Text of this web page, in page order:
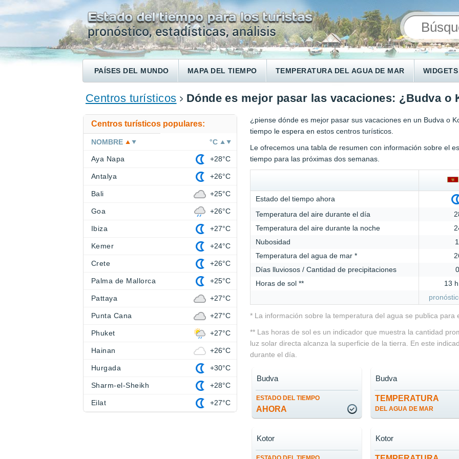
PAÍSES DEL MUNDO MAPA DEL TIEMPO TEMPERATURA DEL AGUA DE MAR
ENCONTRAR UN HOTEL
Centros turísticos Dónde es mejor pasar las vacaciones: ¿Budva o
¿piense dónde es mejor pasar sus vacaciones en un Budva o
tiempo le espera en estos centros turísticos.
Le ofrecemos una tabla de resumen con información sobre el
tiempo para las próximas dos semanas.
Estado del tiempo ahora
Temperatura del aire durante el día
Temperatura del aire durante la noche
Nubosidad
Temperatura del agua de mar *
Días lluviosos / Cantidad de precipitaciones
Horas de sol **
13
* La información sobre la temperatura del agua se publica para
** Las horas de sol es un indicador que muestra la cantidad
luz solar directa alcanza la superficie de la tierra. En este
durante el día.
ESTADO DEL TIEMPO
AHORA
Budva
TEMPERATURA
DEL AGUA DE MAR
Budva
Kotor Kotor
Centros turísticos populares:
NOMBRE °C
Aya Napa +28°C
Antalya +26°C
Bali +25°C
Goa +26°C
Ibiza +27°C
Kemer +24°C
Crete +26°C
Palma de Mallorca +25°C
Pattaya +27°C
Punta Cana +27°C
Phuket +27°C
Hainan +26°C
Hurgada +30°C
Sharm-el-Sheikh +28°C
Eilat +27°C